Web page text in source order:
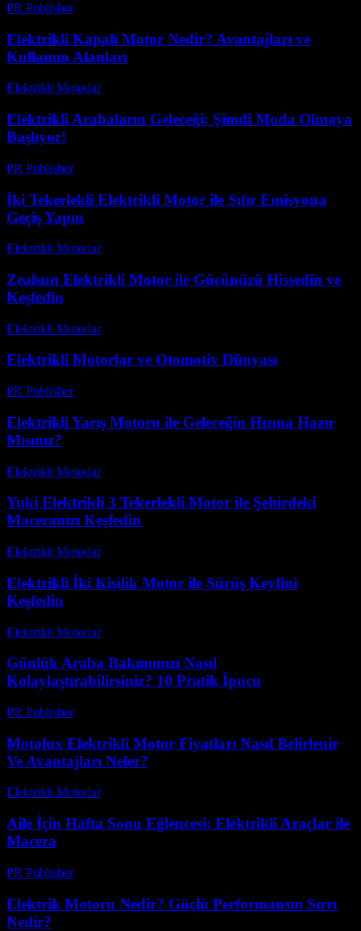
PR Publisher-
Elektrikli Kapalı Motor Nedir? Avantajları ve
Kullanım Alanları
Elektrikli Motorlar-
Elektrikli Arabaların Geleceği: Şimdi Moda Olmaya
Başlıyor!
PR Publisher-
İki Tekerlekli Elektrikli Motor ile Sıfır Emisyona
Geçiş Yapın
Elektrikli Motorlar-
Zealsun Elektrikli Motor ile Gücünüzü Hissedin ve
Keşfedin
Elektrikli Motorlar-
Elektrikli Motorlar ve Otomotiv Dünyası
PR Publisher-
Elektrikli Yarış Motoru ile Geleceğin Hızına Hazır
Mısınız?
Elektrikli Motorlar-
Yuki Elektrikli 3 Tekerlekli Motor ile Şehirdeki
Maceranızı Keşfedin
Elektrikli Motorlar-
Elektrikli İki Kişilik Motor ile Sürüş Keyfini
Keşfedin
Elektrikli Motorlar-
Günlük Araba Bakımınızı Nasıl
Kolaylaştırabilirsiniz? 10 Pratik İpucu
PR Publisher-
Motolux Elektrikli Motor Fiyatları Nasıl Belirlenir
Ve Avantajları Neler?
Elektrikli Motorlar-
Aile İçin Hafta Sonu Eğlencesi: Elektrikli Araçlar ile
Macera
PR Publisher-
Elektrik Motoru Nedir? Güçlü Performansın Sırrı
Nedir?